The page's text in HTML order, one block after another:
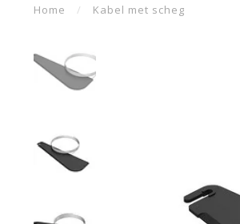
Home / Kabel met scheg